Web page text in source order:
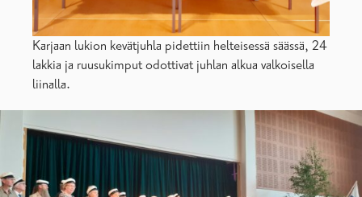
Karjaan lukion kevätjuhla pidettiin helteisessä säässä, 24
lakkia ja ruusukimput odottivat juhlan alkua valkoisella
liinalla.